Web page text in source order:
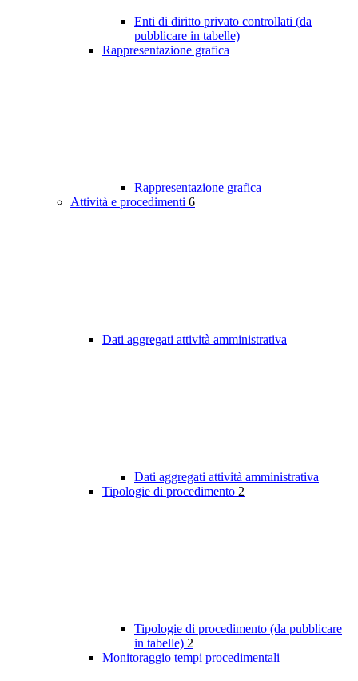
Enti di diritto privato controllati (da
pubblicare in tabelle)
Rappresentazione grafica
Rappresentazione grafica
Attività e procedimenti 6
Dati aggregati attività amministrativa
Dati aggregati attività amministrativa
Tipologie di procedimento 2
Tipologie di procedimento (da pubblicare
in tabelle) 2
Monitoraggio tempi procedimentali